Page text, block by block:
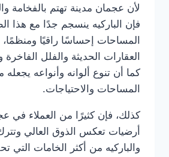
لأن عجمان مدينة تهتم بالفخامة
فإن الباركيه ينسجم جدًا مع هذا
المساحات إحساسًا راقيًا
العقارات الحديثة والفلل الفاخرة
كما أن تنوع ألوانه وأنواعه يجعله
المساحات والاحتياجات.
كذلك، فإن كثيرًا من العملاء في
أرضيات تعكس الذوق العالي
والباركيه من أكثر الخامات التي